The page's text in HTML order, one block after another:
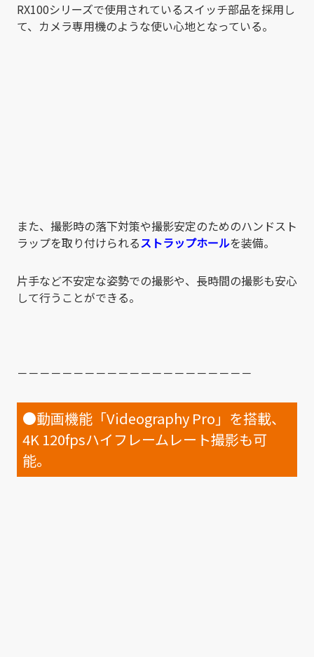
RX100シリーズで使用されているスイッチ部品を採用し
て、カメラ専用機のような使い心地となっている。
また、撮影時の落下対策や撮影安定のためのハンドスト
ラップを取り付けられるストラップホールを装備。
片手など不安定な姿勢での撮影や、長時間の撮影も安心
して行うことができる。
－－－－－－－－－－－－－－－－－－－－－
●動画機能「Videography Pro」を搭載、
4K 120fpsハイフレームレート撮影も可
能。